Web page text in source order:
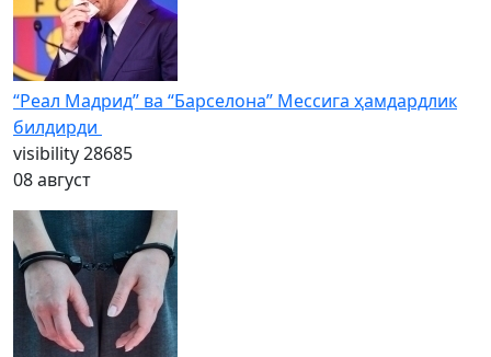
“Реал Мадрид” ва “Барселона” Мессига ҳамдардлик
билдирди
visibility28685
08 август